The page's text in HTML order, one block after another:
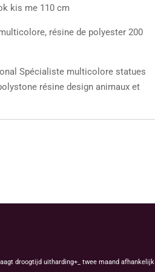
kis me 110 cm
résine de polyester 200
Spécialiste multicolore statues
résine design animaux et
droogtijd uitharding+_ twee maand afhankelijk